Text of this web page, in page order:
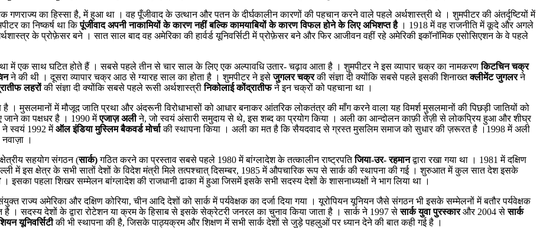
गणराज्य का हिस्सा है, में हुआ था । वह पूँजीवाद के उत्थान और पतन के दीर्घकालीन कारणों की पहचान करने वाले पहले अर्थशास्त्री थे । शुमपीटर की अंतर्दृष्टियों में
का निष्कर्ष था किपूंजीवाद अपनी नाकामियों के कारण नहीं बल्कि कामयाबियों के कारण विफल होने के लिए अभिशप्त है । 1918 में वह राजनीति में कूदे और अगले
के प्रोफ़ेसर बने । सात साल बाद वह अमेरिका की हार्वर्ड यूनिवर्सिटी में प्रोफ़ेसर बने और फिर आजीवन वहीं रहे अमेरिकी इकॉनॉमिक एसोसिएशन के वे पहले
में एक साथ घटित होते हैं । सबसे पहले तीन से चार साल के लिए एक अल्पावधि उतार- चढ़ाव आता है । शुमपीटर ने इस व्यापार चक्र का नामकरणकिटचिन चक्र
ने की थी । दूसरा व्यापार चक्र आठ से ग्यारह साल का होता है । शुमपीटर ने इसेजुगलर चक्रकी संज्ञा दी क्योंकि सबसे पहले इसकी शिनाख्तक्लीमेंट जुगलरने
लहरोंकी संज्ञा दी क्योंकि सबसे पहले रूसी अर्थशास्त्रीनिकोलाई कोंद्रातीफने इन चक्रों को पहचाना था ।
है । मुसलमानों में मौजूद जाति प्रथा और अंदरूनी विरोधाभासों को आधार बनाकर आंतरिक लोकतंत्र की माँग करने वाला यह विमर्श मुसलमानों की पिछड़ी जातियों को
जाने का पक्षधर है । 1990 मेंएजाज़ अलीने, जो स्वयं अंसारी समुदाय से थे, इस शब्द का प्रयोग किया । अली का आन्दोलन काफ़ी तेज़ी से लोकप्रिय हुआ और शीघ्र
स्वयं 1992 मेंऑल इंडिया मुस्लिम बैकवर्ड मोर्चाकी स्थापना किया । अली का मत है कि सैयदवाद से ग्रस्त मुसलिम समाज को सुधार की ज़रूरत है ।1998 में अली
।
क्षेत्रीय सहयोग संगठन (सार्क)गठित करने का प्रस्ताव सबसे पहले 1980 में बांग्लादेश के तत्कालीन राष्ट्रपतिजिया-उर- रहमानद्वारा रखा गया था । 1981 में दक्षिण
में इस क्षेत्र के सभी सातों देशों के विदेश मंत्री मिले तत्पश्चात् दिसम्बर, 1985 में औपचारिक रूप से सार्क की स्थापना की गई । शुरुआत में कुल सात देश इसके
। इसका पहला शिखर सम्मेलन बांग्लादेश की राजधानी ढाका में हुआ जिसमें इसके सभी सदस्य देशों के शासनाध्यक्षों ने भाग लिया था ।
राज्य अमेरिका और दक्षिण कोरिया, चीन आदि देशों को सार्क में पर्यवेक्षक का दर्जा दिया गया । यूरोपियन यूनियन जैसे संगठन भी इसके सम्मेलनों में बतौर पर्यवेक्षक
है । सदस्य देशों के द्वारा रोटेशन या क्रम के हिसाब से इसके सेक्रेटरी जनरल का चुनाव किया जाता है । सार्क ने 1997 सेसार्क युवा पुरस्कारऔर 2004 सेसार्क
यूनिवर्सिटी की भी स्थापना की है, जिसके पाठ्यक्रम और शिक्षण में सभी सार्क देशों से जुड़े पहलुओं पर ध्यान देने की बात कही गई है ।